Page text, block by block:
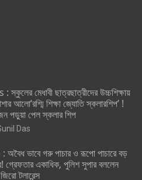
মেধাবী ছাত্রছাত্রীদের উচ্চশিক্ষায়
আলো’রশ্মি শিক্ষা জ্যোতি স্কলারশিপ’ !
পড়ুয়া পেল স্কলার শিপ
Das
ভাবে গরু পাচার ও রূপো পাচারে বড়
গ্রেফতার একাধিক, পুলিশ সুপার বললেন
টলারেন্স